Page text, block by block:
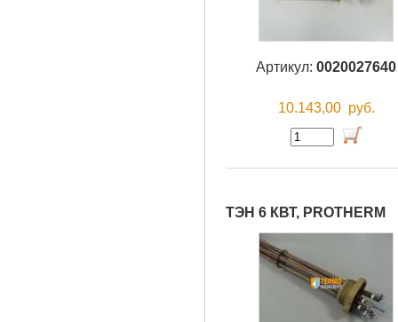
Артикул: 0020027640
10.143,00 руб.
ТЭН 6 КВТ, PROTHERM